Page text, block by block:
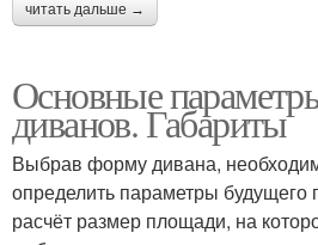
читать дальше →
Основные
диванов. Габариты
Выбрав форму дивана,
определить параметры будущего
расчёт размер площади, на